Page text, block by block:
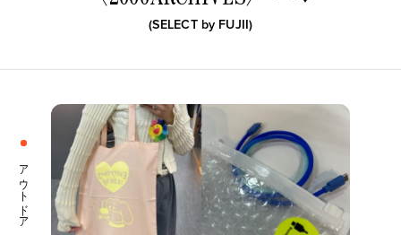
(SELECT by FUJII)
アウトドア 生活日用品